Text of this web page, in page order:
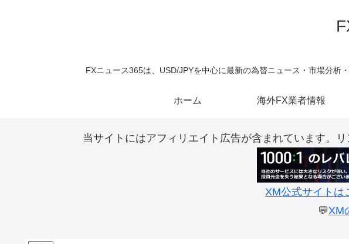
FXニュース365は、USD/JPYを中心に最新の為替ニュース・市場分析
ホーム 海外FX業者情報
当サイトにはアフィリエイト広告が含まれています。
XM公式サイトは
💬XM